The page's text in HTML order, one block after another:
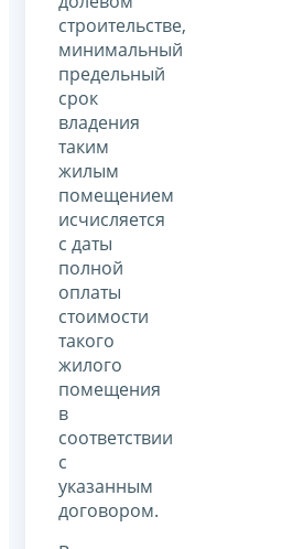
строительстве,
минимальный
предельный
срок
владения
таким
жилым
помещением
исчисляется
с даты
полной
оплаты
стоимости
такого
жилого
помещения
в
соответствии
с
указанным
договором.